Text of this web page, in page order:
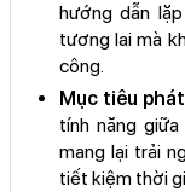
hướng dẫn
tương lai mà
công.
Mục tiêu
tính năng
mang lại trải
tiết kiệm thời